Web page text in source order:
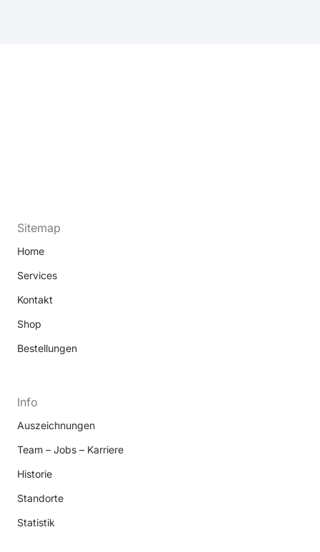
Sitemap
Home
Services
Kontakt
Shop
Bestellungen
Info
Auszeichnungen
Team – Jobs – Karriere
Historie
Standorte
Statistik